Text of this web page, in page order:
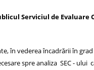
Serviciul de Evaluare
în vederea încadrării în
spre analiza SEC - ului